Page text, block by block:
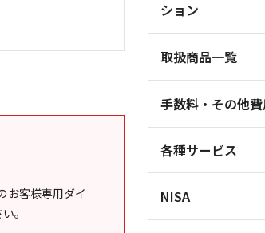
お客様専用ダイ
。
ション
取扱商品一覧
手数料・その他費
各種サービス
NISA